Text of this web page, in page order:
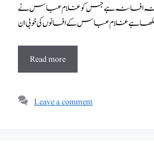
افسانہ ہے جس کو غلام عباس نے
Read more
Leave a comment